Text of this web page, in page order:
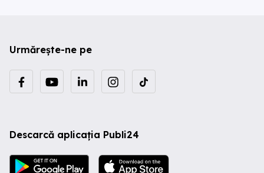
Urmărește-ne pe
Descarcă aplicația Publi24